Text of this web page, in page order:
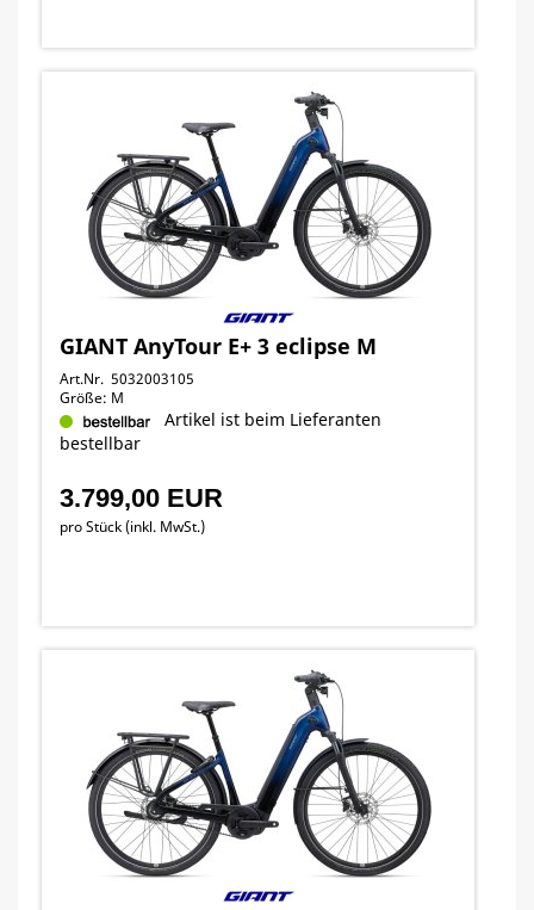
GIANT AnyTour E+ 3 eclipse M
Art.Nr. 5032003105
Größe: M
Artikel ist beim Lieferanten
bestellbar
3.799,00 EUR
pro Stück (inkl. MwSt.)